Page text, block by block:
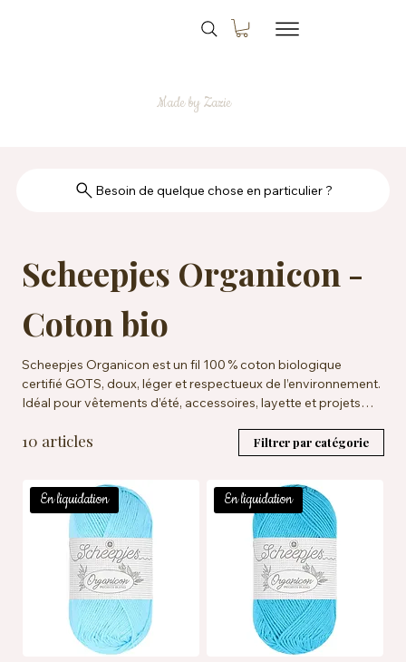
Made by Zazie
Scheepjes Organicon -
Coton bio
Scheepjes Organicon est un fil 100 % coton biologique
certifié GOTS, doux, léger et respectueux de l’environnement.
Idéal pour vêtements d’été, accessoires, layette et projets
travailler avec des aiguilles ou crochets de 3 mm. Vegan
friendly et conforme à la norme EN 71-3, ce fil offre une belle
10 articles Filtrer par catégorie
En liquidation En liquidation
Besoin de quelque chose en particulier ?